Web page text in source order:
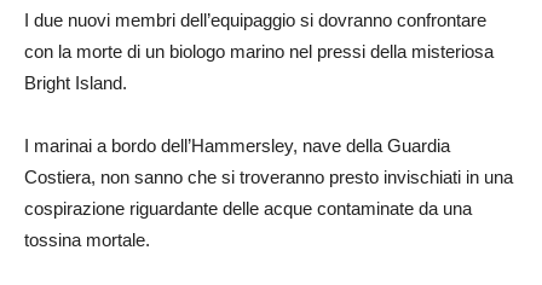
I due nuovi membri dell’equipaggio si dovranno confrontare
con la morte di un biologo marino nel pressi della misteriosa
Bright Island.
I marinai a bordo dell’Hammersley, nave della Guardia
Costiera, non sanno che si troveranno presto invischiati in una
cospirazione riguardante delle acque contaminate da una
tossina mortale.